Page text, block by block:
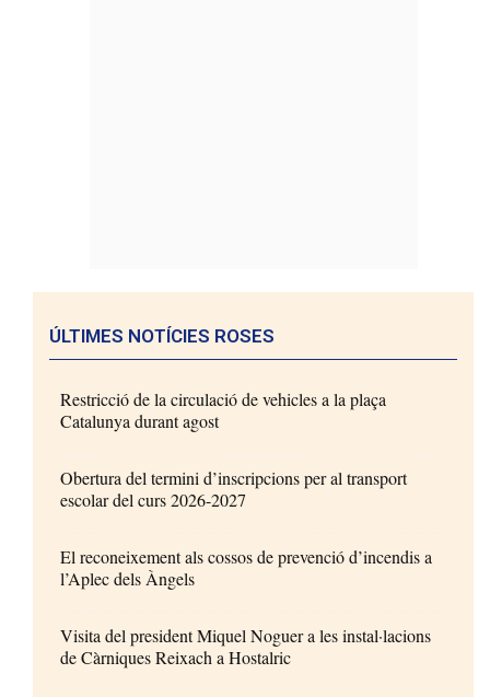
ÚLTIMES NOTÍCIES ROSES
Restricció de la circulació de vehicles a la plaça
Catalunya durant agost
Obertura del termini d’inscripcions per al transport
escolar del curs 2026-2027
El reconeixement als cossos de prevenció d’incendis a
l’Aplec dels Àngels
Visita del president Miquel Noguer a les instal·lacions
de Càrniques Reixach a Hostalric